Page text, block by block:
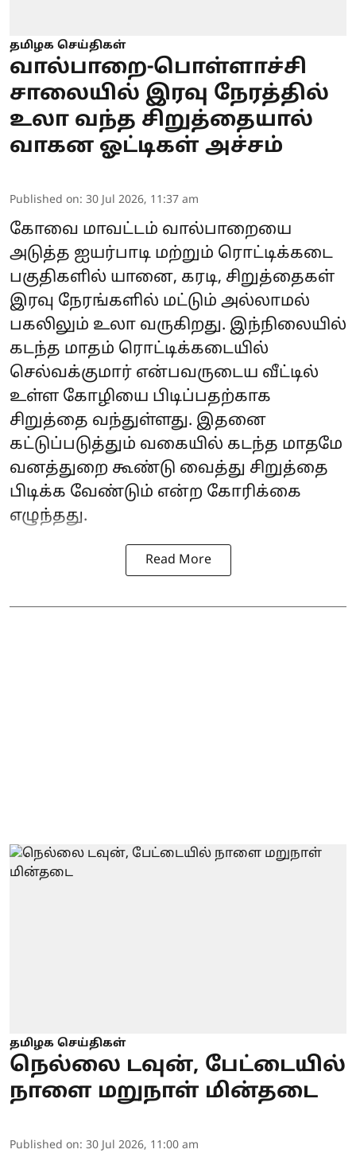
தமிழக செய்திகள்
வால்பாறை-பொள்ளாச்சி
சாலையில் இரவு நேரத்தில்
உலா வந்த சிறுத்தையால்
வாகன ஓட்டிகள் அச்சம்
Published on: 30 Jul 2026, 11:37 am
கோவை மாவட்டம் வால்பாறையை
அடுத்த ஐயர்பாடி மற்றும் ரொட்டிக்கடை
பகுதிகளில் யானை, கரடி, சிறுத்தைகள்
இரவு நேரங்களில் மட்டும் அல்லாமல்
பகலிலும் உலா வருகிறது. இந்நிலையில்
கடந்த மாதம் ரொட்டிக்கடையில்
செல்வக்குமார் என்பவருடைய வீட்டில்
உள்ள கோழியை பிடிப்பதற்காக
சிறுத்தை வந்துள்ளது. இதனை
கட்டுப்படுத்தும் வகையில் கடந்த மாதமே
வனத்துறை கூண்டு வைத்து சிறுத்தை
பிடிக்க வேண்டும் என்ற கோரிக்கை
எழுந்தது.
Read More
தமிழக செய்திகள்
நெல்லை டவுன், பேட்டையில்
நாளை மறுநாள் மின்தடை
Published on: 30 Jul 2026, 11:00 am